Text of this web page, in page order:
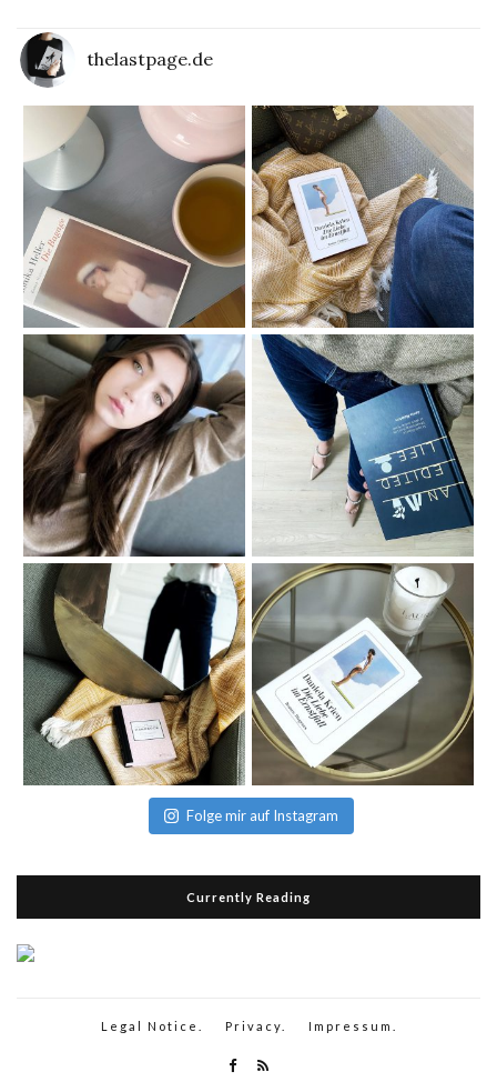
thelastpage.de
Folge mir auf Instagram
Currently Reading
Legal Notice. Privacy. Impressum.